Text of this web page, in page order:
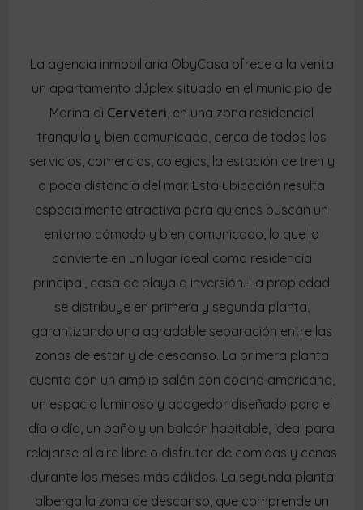
La agencia inmobiliaria ObyCasa ofrece a la venta
un apartamento dúplex situado en el municipio de
Marina di Cerveteri, en una zona residencial
tranquila y bien comunicada, cerca de todos los
servicios, comercios, colegios, la estación de tren y
a poca distancia del mar. Esta ubicación resulta
especialmente atractiva para quienes buscan un
entorno cómodo y bien comunicado, lo que lo
convierte en un lugar ideal como residencia
principal, casa de playa o inversión. La propiedad
se distribuye en primera y segunda planta,
garantizando una agradable separación entre las
zonas de estar y de descanso. La primera planta
cuenta con un amplio salón con cocina americana,
un espacio luminoso y acogedor diseñado para el
día a día, un baño y un balcón habitable, ideal para
relajarse al aire libre o disfrutar de comidas y cenas
durante los meses más cálidos. La segunda planta
alberga la zona de descanso, que comprende un